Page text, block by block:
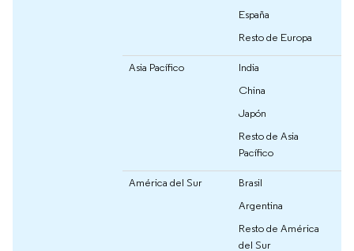
España
Resto de Europa
Asia Pacífico
India
China
Japón
Resto de Asia
Pacífico
América del Sur
Brasil
Argentina
Resto de América
del Sur